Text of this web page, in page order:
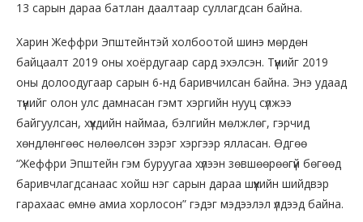
13 сарын дараа батлан даалтаар суллагдсан байна.
Харин Жеффри Эпштейнтэй холбоотой шинэ мөрдөн
байцаалт 2019 оны хоёрдугаар сард эхэлсэн. Түүнийг 2019
оны долоодугаар сарын 6-нд баривчилсан байна. Энэ удаад
түүнийг олон улс дамнасан гэмт хэргийн нууц сүлжээ
байгуулсан, хүүхдийн наймаа, бэлгийн мөлжлөг, гэрчид
хөндлөнгөөс нөлөөлсөн зэрэг хэргээр ялласан. Өдгөө
“Жеффри Эпштейн гэм буруугаа хүлээн зөвшөөрөөгүй бөгөөд
баривчлагдсанаас хойш нэг сарын дараа шүүхийн шийдвэр
гарахаас өмнө амиа хорлосон” гэдэг мэдээлэл үлдээд байна.